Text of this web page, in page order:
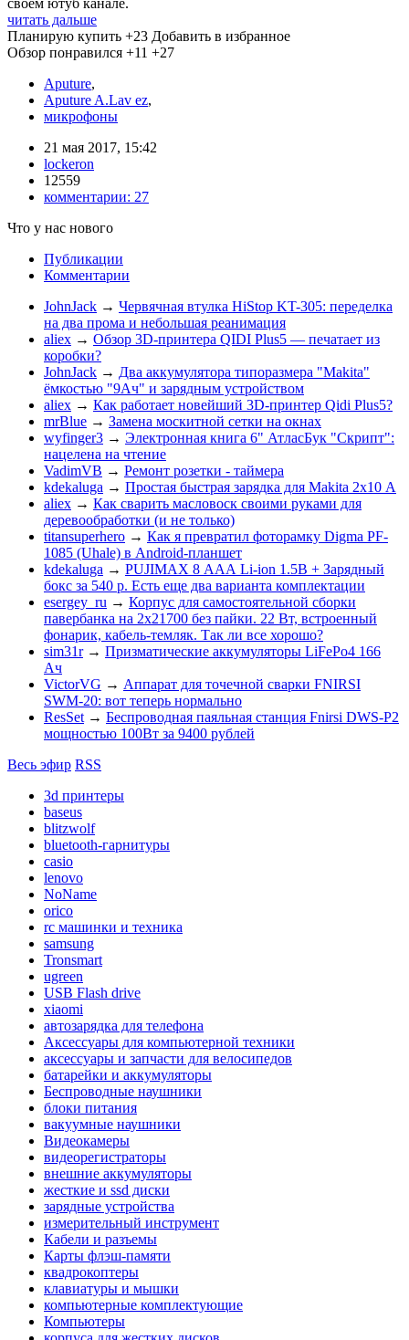
своем ютуб канале.
читать дальше
Планирую купить +23 Добавить в избранное
Обзор понравился +11 +27
Aputure,
Aputure A.Lav ez,
микрофоны
21 мая 2017, 15:42
lockeron
12559
комментарии: 27
Что у нас нового
Публикации
Комментарии
JohnJack → Червячная втулка HiStop KT-305: переделка
на два прома и небольшая реанимация
aliex → Обзор 3D-принтера QIDI Plus5 — печатает из
коробки?
JohnJack → Два аккумулятора типоразмера "Makita"
ёмкостью "9Ач" и зарядным устройством
aliex → Как работает новейший 3D-принтер Qidi Plus5?
mrBlue → Замена москитной сетки на окнах
wyfinger3 → Электронная книга 6" АтласБук "Скрипт":
нацелена на чтение
VadimVB → Ремонт розетки - таймера
kdekaluga → Простая быстрая зарядка для Makita 2х10 А
aliex → Как сварить масловоск своими руками для
деревообработки (и не только)
titansuperhero → Как я превратил фоторамку Digma PF-
1085 (Uhale) в Android-планшет
kdekaluga → PUJIMAX 8 ААА Li-ion 1.5В + Зарядный
бокс за 540 р. Есть еще два варианта комплектации
esergey_ru → Корпус для самостоятельной сборки
павербанка на 2х21700 без пайки. 22 Вт, встроенный
фонарик, кабель-темляк. Так ли все хорошо?
sim31r → Призматические аккумуляторы LiFePo4 166
Ач
VictorVG → Аппарат для точечной сварки FNIRSI
SWM-20: вот теперь нормально
ResSet → Беспроводная паяльная станция Fnirsi DWS-P2
мощностью 100Вт за 9400 рублей
Весь эфир RSS
3d принтеры
baseus
blitzwolf
bluetooth-гарнитуры
casio
lenovo
NoName
orico
rc машинки и техника
samsung
Tronsmart
ugreen
USB Flash drive
xiaomi
автозарядка для телефона
Аксессуары для компьютерной техники
аксессуары и запчасти для велосипедов
батарейки и аккумуляторы
Беспроводные наушники
блоки питания
вакуумные наушники
Видеокамеры
видеорегистраторы
внешние аккумуляторы
жесткие и ssd диски
зарядные устройства
измерительный инструмент
Кабели и разъемы
Карты флэш-памяти
квадрокоптеры
клавиатуры и мышки
компьютерные комплектующие
Компьютеры